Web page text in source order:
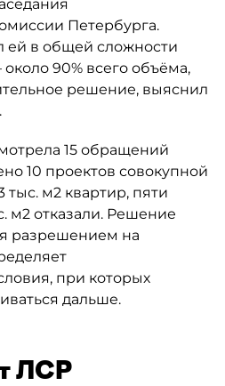
Петербурга.
ей в общей сложности
90% всего объёма,
решение, выяснил
15 обращений
10 проектов совокупной
м2 квартир, пяти
м2 отказали. Решение
разрешением на
при которых
дальше.
ЛСР